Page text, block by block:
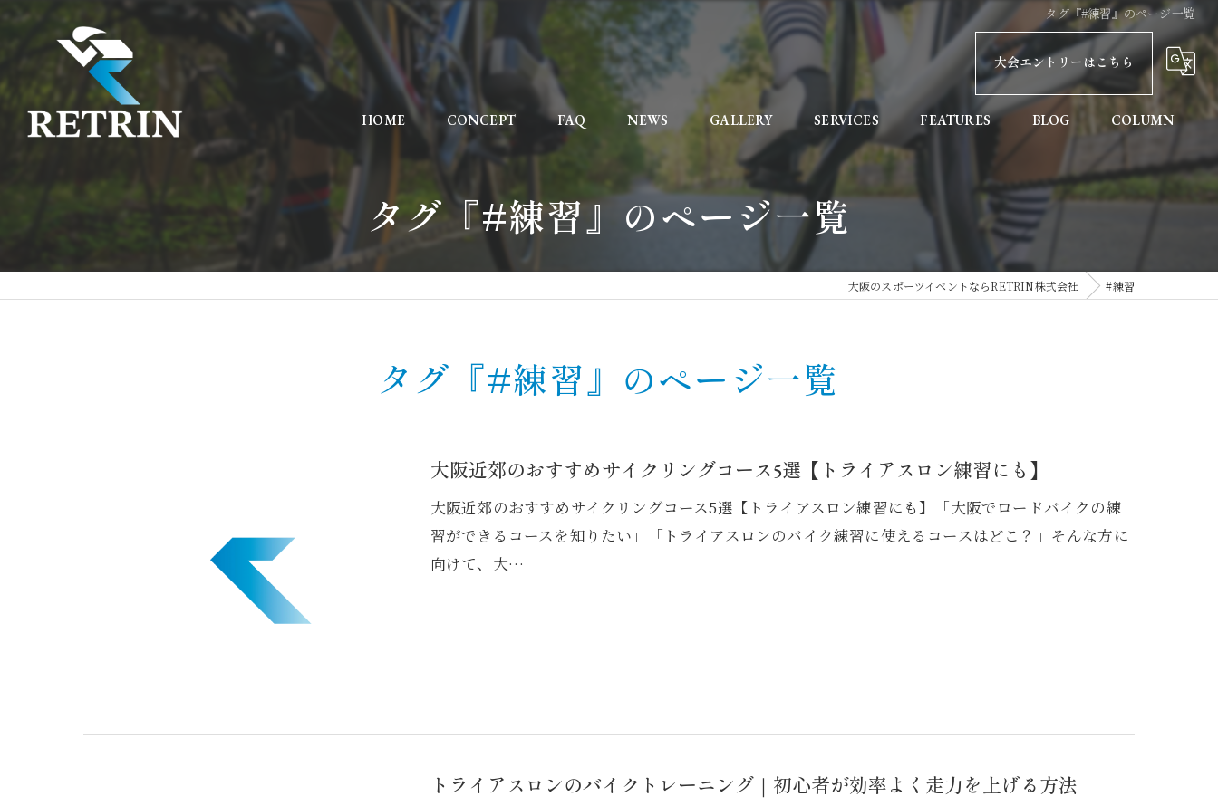
タグ『#練習』のページ一覧
大会エントリーはこちら
HOME CONCEPT FAQ NEWS GALLERY SERVICES FEATURES
初めての方へ
BLOG COLUMN
タグ『#練習』のページ一覧
大阪のスポーツイベントならRETRIN株式会社 #練習
タグ『#練習』のページ一覧
大阪近郊のおすすめサイクリングコース5選【トライアスロン練習にも】
大阪近郊のおすすめサイクリングコース5選【トライアスロン練習にも】「大阪でロードバイクの練
習ができるコースを知りたい」「トライアスロンのバイク練習に使えるコースはどこ？」そんな方に
向けて、大…
トライアスロンのバイクトレーニング｜初心者が効率よく走力を上げる方法